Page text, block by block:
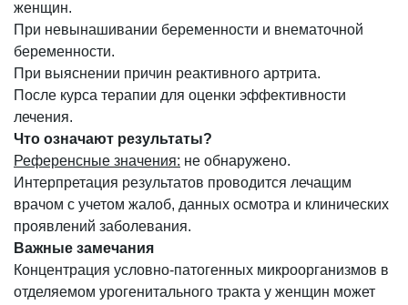
женщин.
При невынашивании беременности и внематочной
беременности.
При выяснении причин реактивного артрита.
После курса терапии для оценки эффективности
лечения.
Что означают результаты?
Референсные значения: не обнаружено.
Интерпретация результатов проводится лечащим
врачом с учетом жалоб, данных осмотра и клинических
проявлений заболевания.
Важные замечания
Концентрация условно-патогенных микроорганизмов в
отделяемом урогенитального тракта у женщин может